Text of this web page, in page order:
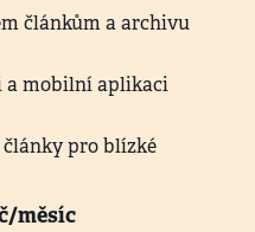
článkům a archivu
a mobilní aplikaci
pro blízké
měsíc